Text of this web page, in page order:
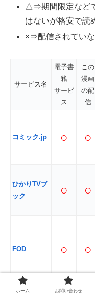
△⇒期間限定など
はないが格安で読
×⇒配信されていな
サービス名
電子書
籍
サービ
ス
この
漫画
の配
信
コミック.jp ○ ○
ひかりTVブ
ック
○ ○
FOD ○ ○
○
ホーム お問い合わせ